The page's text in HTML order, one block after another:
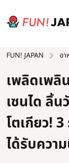
FUN! JAPAN อา
เพลิดเพลิ
เซนได ลิ้น
โตเกียว!
ได้รับควา